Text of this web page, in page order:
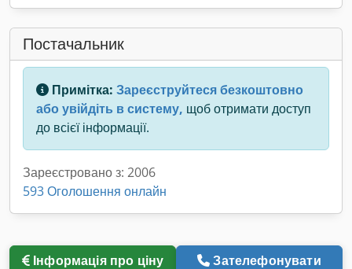
Постачальник
Примітка: Зареєструйтеся безкоштовно
або увійдіть в систему, щоб отримати доступ
до всієї інформації.
Зареєстровано з: 2006
593 Оголошення онлайн
Інформація про ціну Зателефонувати